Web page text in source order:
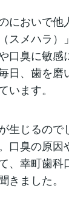
においで
スメハラ
口臭に敏
日、歯を
います。
生じるので
口臭の原
、幸町歯
きました。